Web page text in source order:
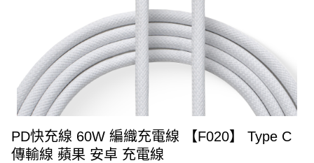
PD快充線 60W 編織充電線 【F020】 Type C
傳輸線 蘋果 安卓 充電線